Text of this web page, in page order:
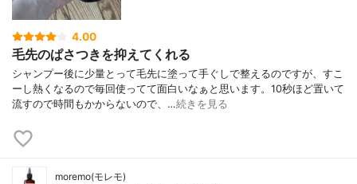
4.00
毛先のぱさつきを抑えてくれる
シャンプー後に少量とって毛先に塗って手ぐしで整えるのですが、すこ
ーし熱くなるので毎回使ってて面白いなぁと思います。10秒ほど置いて
流すので時間もかからないので、…続きを見る
moremo(モレモ)